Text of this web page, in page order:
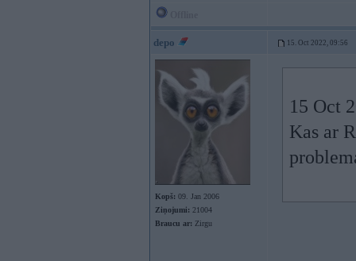
depo 15. Oct 2022, 09:56
Kopš: 09. Jan 2006
Ziņojumi: 21004
Braucu ar: Zirgu
15 Oct
Kas ar